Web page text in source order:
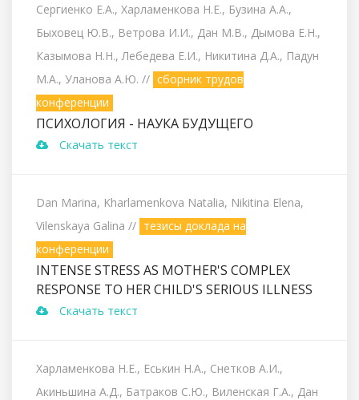
Сергиенко Е.А., Харламенкова Н.Е., Бузина А.А.,
Быховец Ю.В., Ветрова И.И., Дан М.В., Дымова Е.Н.,
Казымова Н.Н., Лебедева Е.И., Никитина Д.А., Падун
М.А., Уланова А.Ю. // сборник трудов
конференции
ПСИХОЛОГИЯ - НАУКА БУДУЩЕГО
Скачать текст
Dan Marina, Kharlamenkova Natalia, Nikitina Elena,
Vilenskaya Galina // тезисы доклада на
конференции
INTENSE STRESS AS MOTHER'S COMPLEX
RESPONSE TO HER CHILD'S SERIOUS ILLNESS
Скачать текст
Харламенкова Н.Е., Еськин Н.А., Снетков А.И.,
Акиньшина А.Д., Батраков С.Ю., Виленская Г.А., Дан